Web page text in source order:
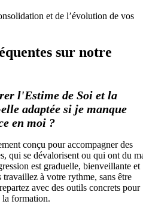
et de l’évolution de vos
sur notre
l'Estime de Soi et la
adaptée si je manque
en moi ?
conçu pour accompagner des
qui se dévalorisent ou qui ont du
est graduelle, bienveillante et
à votre rythme, sans être
avec des outils concrets pour
la formation.